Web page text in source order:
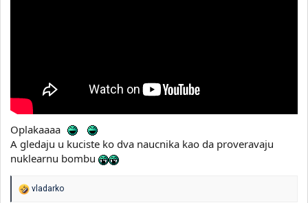
Oplakaaaa
A gledaju u kuciste ko dva naucnika kao da proveravaju
nuklearnu bombu
R
vladarko